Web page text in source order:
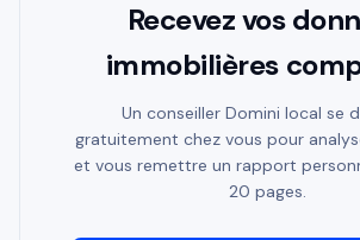
Recevez vos
immobilières
Un conseiller Domini local se
gratuitement chez vous pour
et vous remettre un rapport
20 pages.